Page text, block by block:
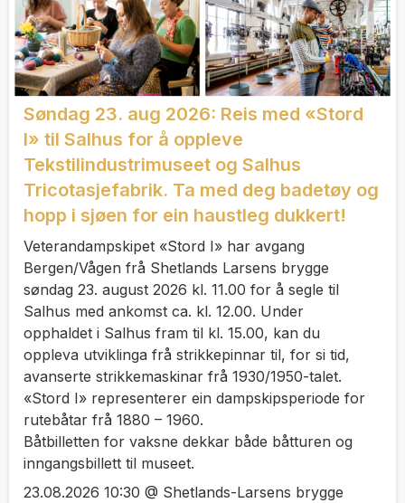
Søndag 23. aug 2026: Reis med «Stord
I» til Salhus for å oppleve
Tekstilindustrimuseet og Salhus
Tricotasjefabrik. Ta med deg badetøy og
hopp i sjøen for ein haustleg dukkert!
Veterandampskipet «Stord I» har avgang
Bergen/Vågen frå Shetlands Larsens brygge
søndag 23. august 2026 kl. 11.00 for å segle til
Salhus med ankomst ca. kl. 12.00. Under
opphaldet i Salhus fram til kl. 15.00, kan du
oppleva utviklinga frå strikkepinnar til, for si tid,
avanserte strikkemaskinar frå 1930/1950-talet.
«Stord I» representerer ein dampskipsperiode for
rutebåtar frå 1880 – 1960.
Båtbilletten for vaksne dekkar både båtturen og
inngangsbillett til museet.
23.08.2026 10:30 @ Shetlands-Larsens brygge